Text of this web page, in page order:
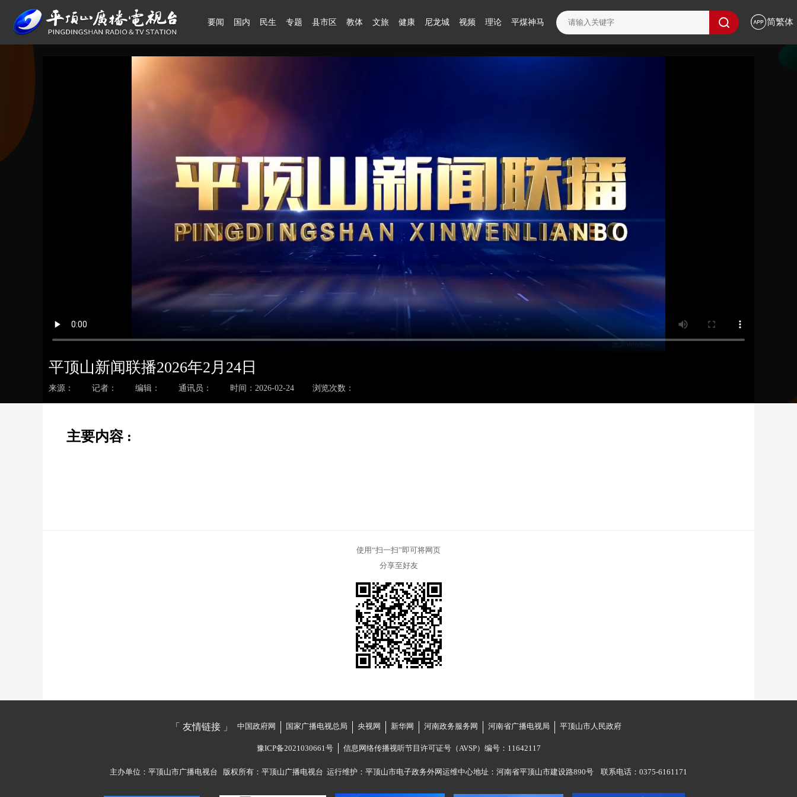
要闻 国内 民生 专题 县市区 教体 文旅 健康 尼龙城 视频 理论 平煤神马 简繁体
平顶山新闻联播2026年2月24日
来源： 记者： 编辑： 通讯员： 时间：2026-02-24 浏览次数：
主要内容 :
使用“扫一扫”即可将网页
分享至好友
「 友情链接 」 中国政府网 国家广播电视总局 央视网 新华网 河南政务服务网 河南省广播电视局 平顶山市人民政府
豫ICP备2021030661号 信息网络传播视听节目许可证号（AVSP）编号：11642117
主办单位：平顶山市广播电视台 版权所有：平顶山广播电视台 运行维护：平顶山市电子政务外网运维中心地址：河南省平顶山市建设路890号 联系电话：0375-6161171